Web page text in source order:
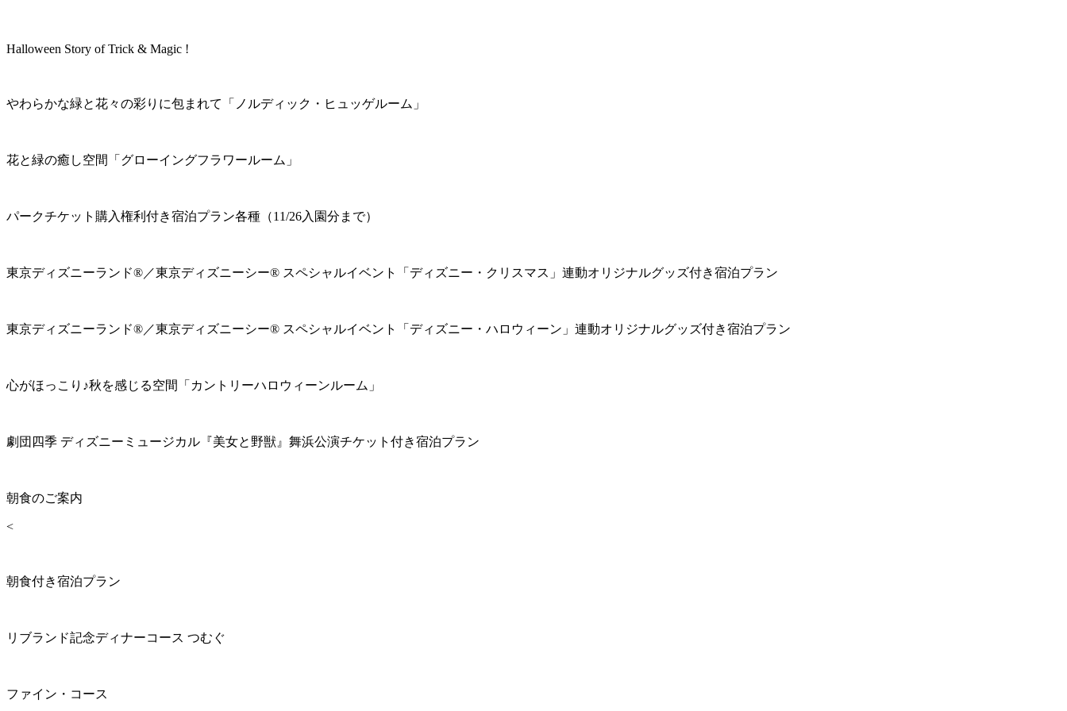
Halloween Story of Trick & Magic !
やわらかな緑と花々の彩りに包まれて「ノルディック・ヒュッゲルーム」
花と緑の癒し空間「グローイングフラワールーム」
パークチケット購入権利付き宿泊プラン各種（11/26入園分まで）
東京ディズニーランド®／東京ディズニーシー® スペシャルイベント「ディズニー・クリスマス」連動オリジナルグッズ付き宿泊プラン
東京ディズニーランド®／東京ディズニーシー® スペシャルイベント「ディズニー・ハロウィーン」連動オリジナルグッズ付き宿泊プラン
心がほっこり♪秋を感じる空間「カントリーハロウィーンルーム」
劇団四季 ディズニーミュージカル『美女と野獣』舞浜公演チケット付き宿泊プラン
朝食のご案内
<
朝食付き宿泊プラン
リブランド記念ディナーコース つむぐ
ファイン・コース